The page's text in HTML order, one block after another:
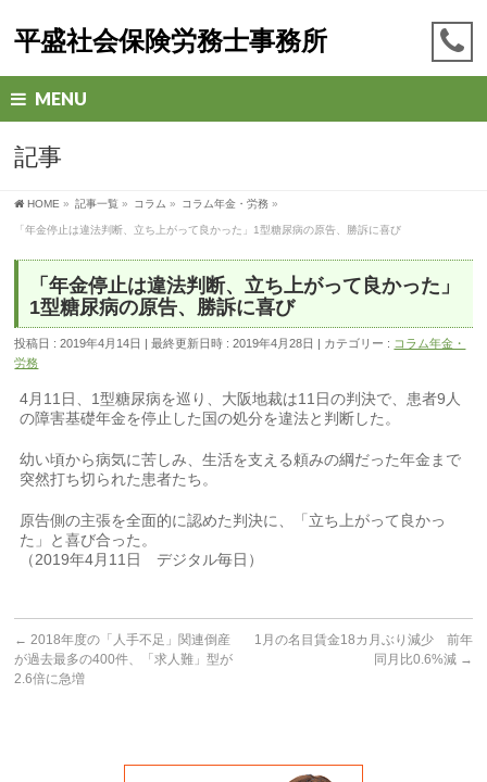
平盛社会保険労務士事務所
MENU
記事
HOME » 記事一覧 » コラム » コラム年金・労務 »
「年金停止は違法判断、立ち上がって良かった」1型糖尿病の原告、勝訴に喜び
「年金停止は違法判断、立ち上がって良かった」
1型糖尿病の原告、勝訴に喜び
投稿日 : 2019年4月14日 最終更新日時 : 2019年4月28日 カテゴリー : コラム年金・
労務
4月11日、1型糖尿病を巡り、大阪地裁は11日の判決で、患者9人
の障害基礎年金を停止した国の処分を違法と判断した。
幼い頃から病気に苦しみ、生活を支える頼みの綱だった年金まで
突然打ち切られた患者たち。
原告側の主張を全面的に認めた判決に、「立ち上がって良かっ
た」と喜び合った。
（2019年4月11日 デジタル毎日）
← 2018年度の「人手不足」関連倒産
が過去最多の400件、「求人難」型が
2.6倍に急増
1月の名目賃金18カ月ぶり減少 前年
同月比0.6%減 →